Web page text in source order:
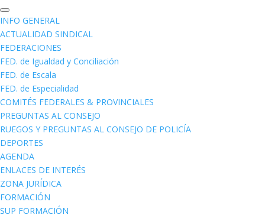
INFO GENERAL
ACTUALIDAD SINDICAL
FEDERACIONES
FED. de Igualdad y Conciliación
FED. de Escala
FED. de Especialidad
COMITÉS FEDERALES & PROVINCIALES
PREGUNTAS AL CONSEJO
RUEGOS Y PREGUNTAS AL CONSEJO DE POLICÍA
DEPORTES
AGENDA
ENLACES DE INTERÉS
ZONA JURÍDICA
FORMACIÓN
SUP FORMACIÓN